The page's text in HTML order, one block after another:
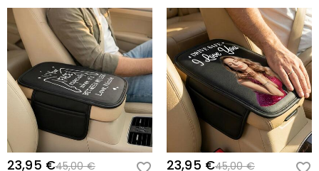
23,95 €45,00 € 23,95 €45,00 €